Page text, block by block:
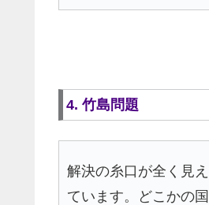
4. 竹島問題
解決の糸口が全く見
ています。どこかの